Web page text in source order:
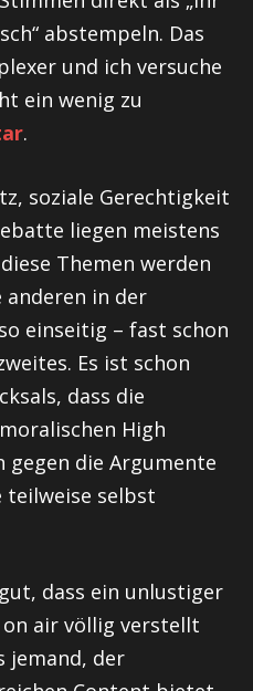
abstempeln. Das
und ich versuche
ein wenig zu
.
soziale Gerechtigkeit
liegen meistens
Themen werden
anderen in der
einseitig – fast schon
Es ist schon
dass die
High
gegen die Argumente
teilweise selbst
dass ein unlustiger
air völlig verstellt
jemand, der